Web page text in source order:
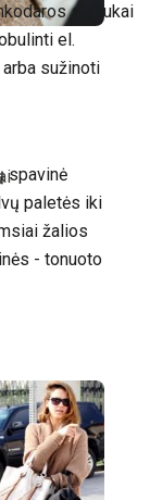
spavinė
paletės iki
žalios
- tonuoto
slapukai
el.
sužinoti